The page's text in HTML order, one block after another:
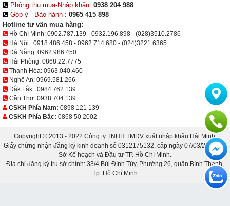
Phòng thu mua-Nhập khẩu: 0938 204 988
Góp ý - Bảo hành : 0965 415 898
Hotline tư vấn mua hàng:
Hồ Chí Minh: 0902.787.139 - 0932.196.898 - (028)3510.2786
Hà Nội: 0918.486.458 - 0962.714.680 - (024)3221.6365
Đà Nẵng: 0962.986.450
Hải Phòng: 0868.22.7775
Thanh Hóa: 0963.040.460
Nghệ An: 0969.581.266
Đắk Lắk: 0984.762.139
Cần Thơ: 0938 704 139
CSKH Phía Nam: 0898 121 139
CSKH Phía Bắc: 0868 50 2002
Copyright © 2013 - 2022 Công ty TNHH TMDV xuất nhập khẩu Hải Minh.
Giấy chứng nhận đăng ký kinh doanh số 0312175132, cấp ngày 07/03/2013 bởi
Sở Kế hoạch và Đầu tư TP. Hồ Chí Minh.
Địa chỉ đăng ký trụ sở chính: 33/4 Bùi Đình Túy, Phường 26, quận Bình Thạnh,
Tp. Hồ Chí Minh